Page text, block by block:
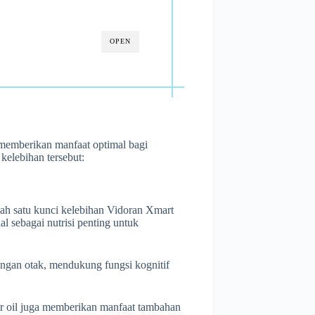
OPEN
manfaat optimal bagi
tersebut:
satu kunci kelebihan Vidoran Xmart
sebagai nutrisi penting untuk
otak, mendukung fungsi kognitif
juga memberikan manfaat tambahan